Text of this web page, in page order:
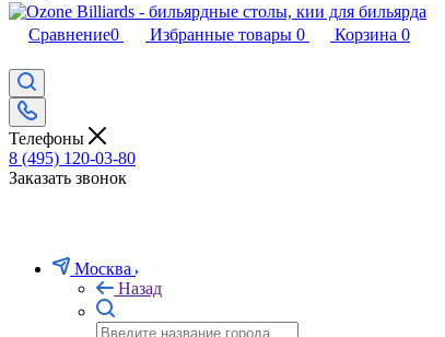
Сравнение0 Избранные товары 0 Корзина 0
Телефоны
8 (495) 120-03-80
Заказать звонок
Москва
Назад